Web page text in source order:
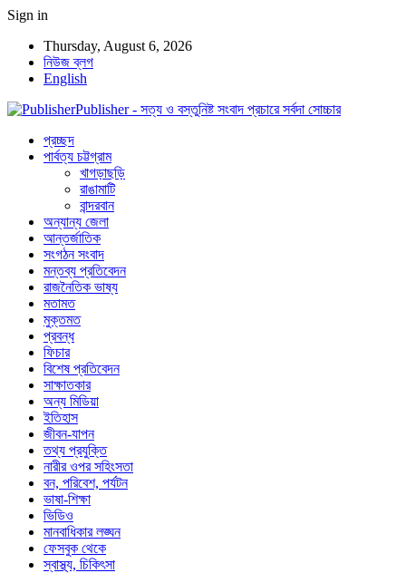
Sign in
Thursday, August 6, 2026
নিউজ ব্লগ
English
Publisher - সত্য ও বস্তুনিষ্ট সংবাদ প্রচারে সর্বদা সোচ্চার
প্রচ্ছদ
পার্বত্য চট্টগ্রাম
খাগড়াছড়ি
রাঙামাটি
বান্দরবান
অন্যান্য জেলা
আন্তর্জাতিক
সংগঠন সংবাদ
মন্তব্য প্রতিবেদন
রাজনৈতিক ভাষ্য
মতামত
মুক্তমত
প্রবন্ধ
ফিচার
বিশেষ প্রতিবেদন
সাক্ষাতকার
অন্য মিডিয়া
ইতিহাস
জীবন-যাপন
তথ্য প্রযুক্তি
নারীর ওপর সহিংসতা
বন, পরিবেশ, পর্যটন
ভাষা-শিক্ষা
ভিডিও
মানবাধিকার লঙ্ঘন
ফেসবুক থেকে
স্বাস্থ্য, চিকিৎসা